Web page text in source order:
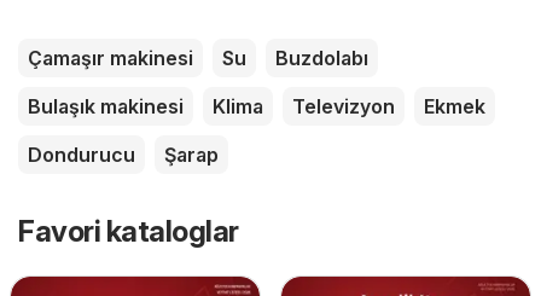
Çamaşır makinesi Su
Buzdolabı
Bulaşık makinesi
Klima Televizyon
Ekmek
Dondurucu
Şarap
Favori kataloglar